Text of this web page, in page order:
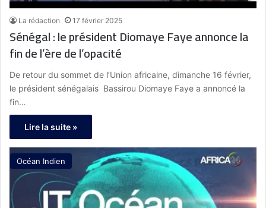
La rédaction 17 février 2025
Sénégal : le président Diomaye Faye annonce la
fin de l’ère de l’opacité
De retour du sommet de l’Union africaine, dimanche 16 février,
le président sénégalais Bassirou Diomaye Faye a annoncé la
fin…
Lire la suite »
Océan Indien